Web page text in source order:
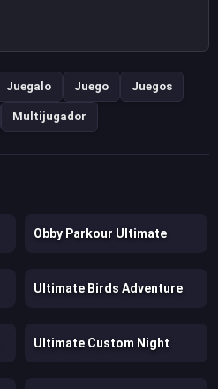
Juegalo Juego Juegos
Multijugador
Obby Parkour Ultimate
Ultimate Birds Adventure
Ultimate Custom Night